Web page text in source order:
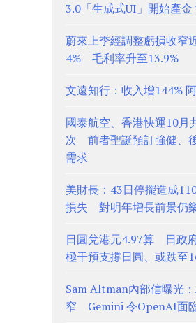
3.0「生成式UI」開始產金
蔚來上季經調整虧損收窄
4% 毛利率升至13.9%
文遠知行：收入增144%
國泰航空、香港快運10月
次 前者聖誕預訂強健、
需求
美財長：43日停擺造成
損失 對明年增長前景仍
日圓兌港元4.97算 日政
極干預支撐日圓、或跌至
Sam Altman內部信曝光
窄 Gemini 令OpenAI面